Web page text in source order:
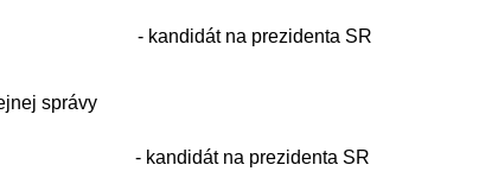
- kandidát na prezidenta SR
správy
- kandidát na prezidenta SR